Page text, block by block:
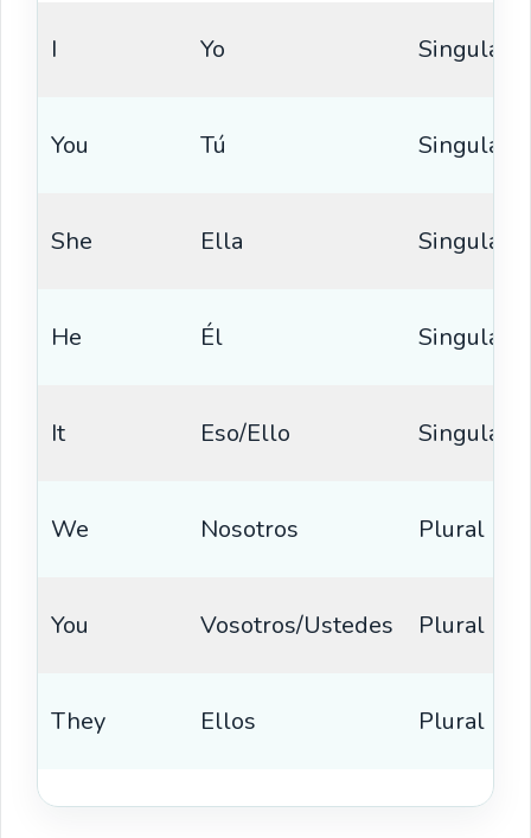
I Yo Singular
You Tú Singular
She Ella Singular
He Él Singular
It Eso/Ello Singular
We Nosotros Plural
You Vosotros/Ustedes Plural
They Ellos Plural